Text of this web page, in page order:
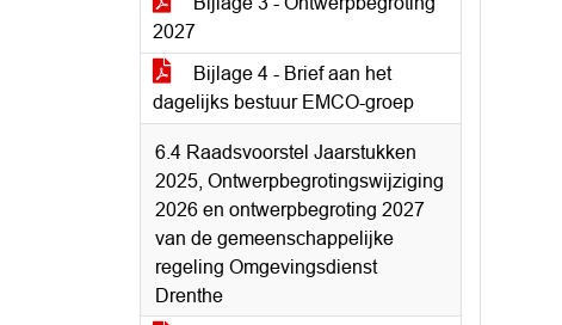
2027
Bijlage 4 - Brief aan het
dagelijks bestuur EMCO-groep
6.4 Raadsvoorstel Jaarstukken
2025, Ontwerpbegrotingswijziging
2026 en ontwerpbegroting 2027
van de gemeenschappelijke
regeling Omgevingsdienst
Drenthe